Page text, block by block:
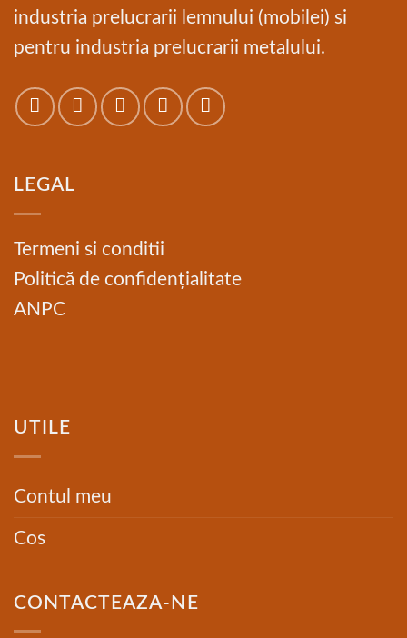
industria prelucrarii lemnului (mobilei) si
pentru industria prelucrarii metalului.
LEGAL
Termeni si conditii
Politică de confidențialitate
ANPC
UTILE
Contul meu
Cos
CONTACTEAZA-NE